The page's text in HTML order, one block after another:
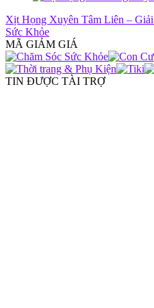
Xịt Họng Xuyên Tâm Liên –
Sức Khỏe
MÃ GIẢM GIÁ
TIN ĐƯỢC TÀI TRỢ